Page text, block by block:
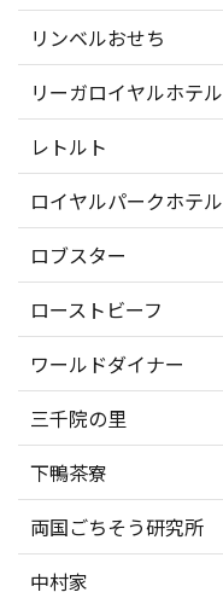
リンベルおせち
リーガロイヤルホテル
レトルト
ロイヤルパークホテル
ロブスター
ローストビーフ
ワールドダイナー
三千院の里
下鴨茶寮
両国ごちそう研究所
中村家